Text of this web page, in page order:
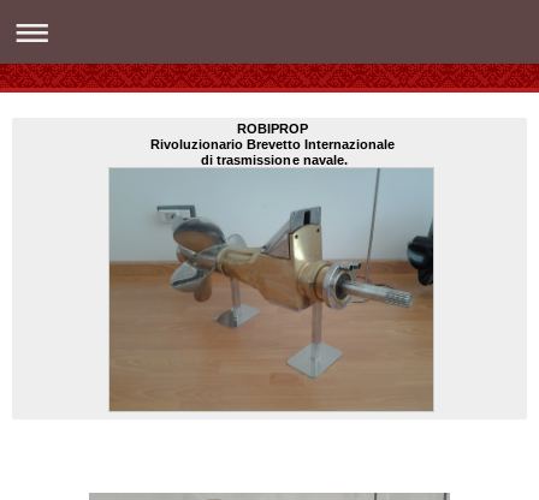
ROBIPROP
Rivoluzionario Brevetto Internazionale
di trasmissione navale.